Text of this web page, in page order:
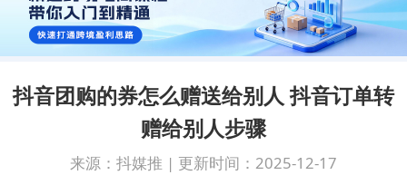
抖音团购的券怎么赠送给别人 抖音订单转
赠给别人步骤
来源：抖媒推 | 更新时间：2025-12-17